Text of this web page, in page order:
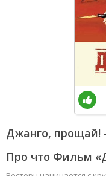
Джанго, прощай!
Про что Фильм